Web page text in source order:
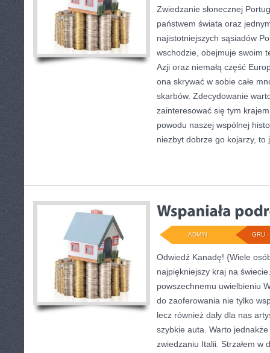
Zwiedzanie słonecznej
państwem świata oraz
najistotniejszych sąsiadów
wschodzie, obejmuje swoim
Azji oraz niemałą część
ona skrywać w sobie całe
skarbów. Zdecydowanie
zainteresować się tym
powodu naszej wspólnej
niezbyt dobrze go kojarzy, to
GRU
ADMIN
Odwiedź Kanadę! {Wiele
najpiękniejszy kraj na
powszechnemu uwielbieniu
do zaoferowania nie tylko
lecz również dały dla nas
szybkie auta. Warto
zwiedzaniu Italii. Strzałem w